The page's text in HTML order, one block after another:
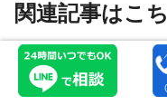
関連記事はこ
建設コラム